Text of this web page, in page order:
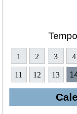
1 2 3 4
11 12 13